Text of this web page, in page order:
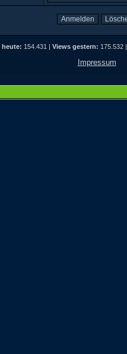
heute: 154.431 | Views gestern: 175.532 |
Impressum